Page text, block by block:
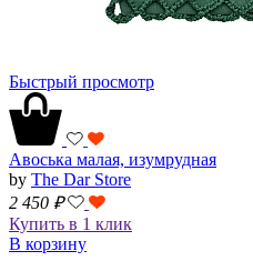
Быстрый просмотр
Авоська малая, изумрудная
by The Dar Store
2 450 ₽
Купить в 1 клик
В корзину